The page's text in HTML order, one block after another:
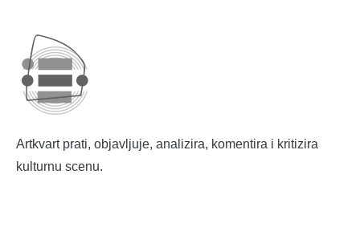
Artkvart prati, objavljuje, analizira, komentira i kritizira
kulturnu scenu.